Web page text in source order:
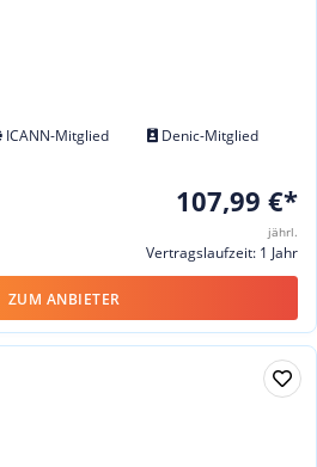
ICANN-Mitglied
Denic-Mitglied
107,99 €*
jährl.
Vertragslaufzeit: 1 Jahr
ZUM ANBIETER